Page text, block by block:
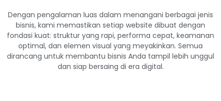
Dengan pengalaman luas dalam menangani berbagai jenis
bisnis, kami memastikan setiap website dibuat dengan
fondasi kuat: struktur yang rapi, performa cepat, keamanan
optimal, dan elemen visual yang meyakinkan. Semua
dirancang untuk membantu bisnis Anda tampil lebih unggul
dan siap bersaing di era digital.